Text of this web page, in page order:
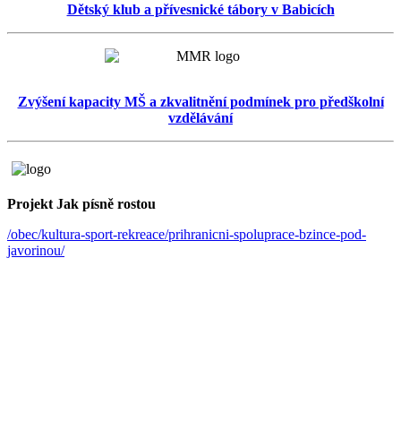
Dětský klub a přívesnické tábory v Babicích
Zvýšení kapacity MŠ a zkvalitnění podmínek pro předškolní
vzdělávání
Projekt Jak písně rostou
/obec/kultura-sport-rekreace/prihranicni-spoluprace-bzince-pod-
javorinou/